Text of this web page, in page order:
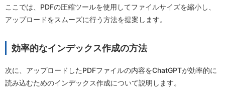
ここでは、PDFの圧縮ツールを使用してファイルサイズを縮小し、
アップロードをスムーズに行う方法を提案します。
効率的なインデックス作成の方法
次に、アップロードしたPDFファイルの内容をChatGPTが効率的に
読み込むためのインデックス作成について説明します。